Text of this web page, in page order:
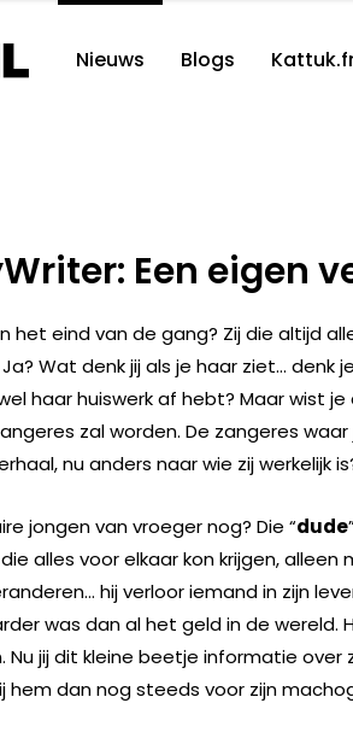
Nieuws Blogs
Een eigen
het eind van de gang? Zij die altijd
Wat denk jij als je haar ziet… denk
haar huiswerk af hebt? Maar wist
zal worden. De zangeres
nu anders naar wie zij werkelijk
jongen van vroeger nog? Die “dude
alles voor elkaar kon krijgen,
hij verloor iemand in zijn
was dan al het geld in de wereld.
Nu jij dit kleine beetje informatie
hem dan nog steeds voor zijn